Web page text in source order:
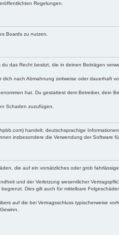
Regelungen.
Boards zu nutzen.
das Recht besitzt, die in deinen Beiträgen
nach Abmahnung zeitweise oder dauerhaft
hat. Du gestattest dem Betreiber, dein
Schaden zuzufügen.
handelt; deutschsprachige
insbesondere die Verwendung der Software
die auf ein vorsätzliches oder grob
und der Verletzung wesentlicher
Dies gilt auch für mittelbare
auf die bei Vertragsschluss typischerweise